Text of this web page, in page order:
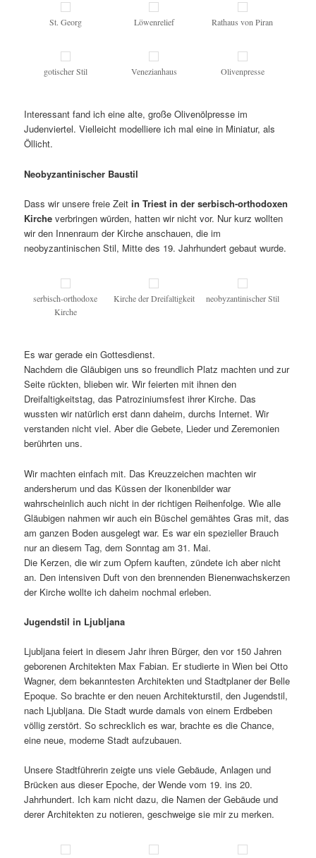
St. Georg Löwenrelief Rathaus von Piran
gotischer Stil Venezianhaus Olivenpresse
Interessant fand ich eine alte, große Olivenölpresse im
Judenviertel. Vielleicht modelliere ich mal eine in Miniatur, als
Öllicht.
Neobyzantinischer Baustil
Dass wir unsere freie Zeit in Triest in der serbisch-orthodoxen
Kirche verbringen würden, hatten wir nicht vor. Nur kurz wollten
wir den Innenraum der Kirche anschauen, die im
neobyzantinischen Stil, Mitte des 19. Jahrhundert gebaut wurde.
serbisch-orthodoxe
Kirche
Kirche der Dreifaltigkeit neobyzantinischer Stil
Es war gerade ein Gottesdienst.
Nachdem die Gläubigen uns so freundlich Platz machten und zur
Seite rückten, blieben wir. Wir feierten mit ihnen den
Dreifaltigkeitstag, das Patroziniumsfest ihrer Kirche. Das
wussten wir natürlich erst dann daheim, durchs Internet. Wir
verstanden nicht viel. Aber die Gebete, Lieder und Zeremonien
berührten uns.
Wir machten einfach mit. Das Kreuzzeichen machten wir
andersherum und das Küssen der Ikonenbilder war
wahrscheinlich auch nicht in der richtigen Reihenfolge. Wie alle
Gläubigen nahmen wir auch ein Büschel gemähtes Gras mit, das
am ganzen Boden ausgelegt war. Es war ein spezieller Brauch
nur an diesem Tag, dem Sonntag am 31. Mai.
Die Kerzen, die wir zum Opfern kauften, zündete ich aber nicht
an. Den intensiven Duft von den brennenden Bienenwachskerzen
der Kirche wollte ich daheim nochmal erleben.
Jugendstil in Ljubljana
Ljubljana feiert in diesem Jahr ihren Bürger, den vor 150 Jahren
geborenen Architekten Max Fabian. Er studierte in Wien bei Otto
Wagner, dem bekanntesten Architekten und Stadtplaner der Belle
Epoque. So brachte er den neuen Architekturstil, den Jugendstil,
nach Ljubljana. Die Stadt wurde damals von einem Erdbeben
völlig zerstört. So schrecklich es war, brachte es die Chance,
eine neue, moderne Stadt aufzubauen.
Unsere Stadtführerin zeigte uns viele Gebäude, Anlagen und
Brücken aus dieser Epoche, der Wende vom 19. ins 20.
Jahrhundert. Ich kam nicht dazu, die Namen der Gebäude und
derer Architekten zu notieren, geschweige sie mir zu merken.